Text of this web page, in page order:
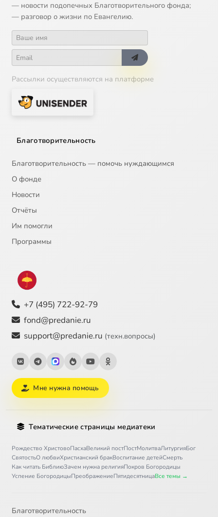
— новости подопечных Благотворительного фонда;
— разговор о жизни по Евангелию.
Рассылки осуществляются на платформе
Благотворительность
Благотворительность — помочь нуждающимся
О фонде
Новости
Отчёты
Им помогли
Программы
+7 (495) 722-92-79
fond@predanie.ru
support@predanie.ru (техн.вопросы)
Мне нужна помощь
Тематические страницы медиатеки
Рождество ХристовоПасхаВеликий постПостМолитваЛитургияБог
СвятостьО любвиХристианский бракВоспитание детейСмерть
Как читать БиблиюЗачем нужна религияПокров Богородицы
Успение БогородицыПреображениеПятидесятницаВсе темы →
Благотворительность